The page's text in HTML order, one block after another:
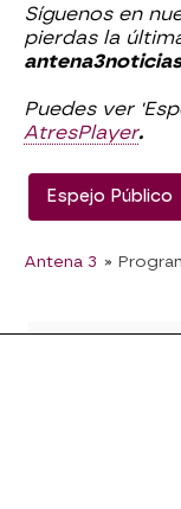
Síguenos en
pierdas la
Puedes ver
AtresPlayer.
Espejo Público
Antena 3 »